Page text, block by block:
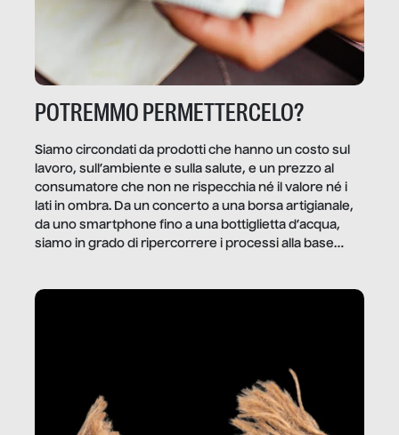
POTREMMO PERMETTERCELO?
Siamo circondati da prodotti che hanno un costo sul
lavoro, sull’ambiente e sulla salute, e un prezzo al
consumatore che non ne rispecchia né il valore né i
lati in ombra. Da un concerto a una borsa artigianale,
da uno smartphone fino a una bottiglietta d’acqua,
siamo in grado di ripercorrere i processi alla base
dietro gli oggetti e i servizi che fanno la nostra vita